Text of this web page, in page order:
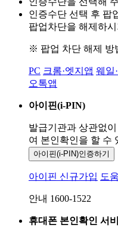
인증수단 선택 후 팝
팝업차단을 해제하
※ 팝업 차단 해제 방
PC 크롬·엣지앱 웨일
오톡앱
아이핀(i-PIN)
발급기관과 상관없
여 본인확인을 할 수
아이핀(i-PIN)인증하기
아이핀 신규가입 도
안내 1600-1522
휴대폰 본인확인 서